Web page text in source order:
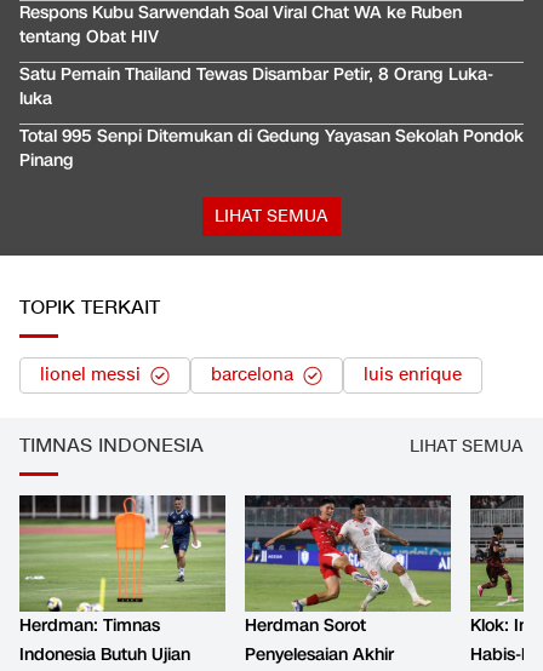
Respons Kubu Sarwendah Soal Viral Chat WA ke Ruben
tentang Obat HIV
Satu Pemain Thailand Tewas Disambar Petir, 8 Orang Luka-
luka
Total 995 Senpi Ditemukan di Gedung Yayasan Sekolah Pondok
Pinang
LIHAT SEMUA
TOPIK TERKAIT
lionel messi barcelona luis enrique
TIMNAS INDONESIA LIHAT SEMUA
Herdman: Timnas
Indonesia Butuh Ujian
Herdman Sorot
Penyelesaian Akhir
Klok:
Habis-